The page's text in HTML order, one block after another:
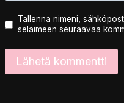
Tallenna nimeni,
selaimeen seuraavaa